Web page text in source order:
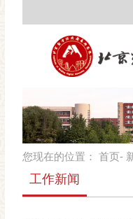
您现在的位置： 首页-
工作新闻